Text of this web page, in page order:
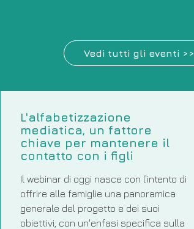
L'alfabetizzazione
mediatica, un fattore
chiave per mantenere il
contatto con i figli
Il webinar di oggi nasce con l’intento di
offrire alle famiglie una panoramica
generale del progetto e dei suoi
obiettivi, con un'enfasi specifica sulla
Vedi tutti gli eventi >>